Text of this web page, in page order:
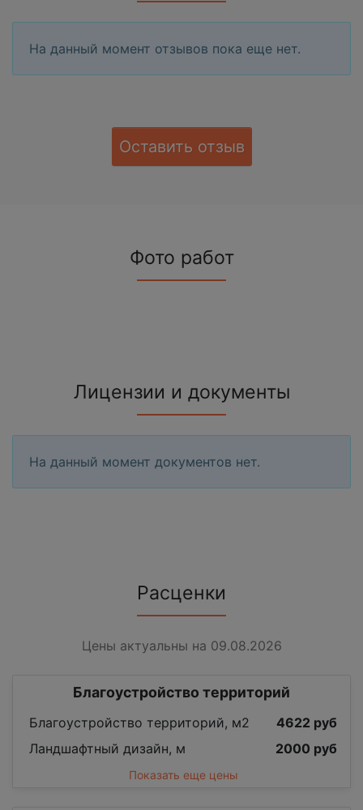
На данный момент отзывов пока еще нет.
Оставить отзыв
Фото работ
Лицензии и документы
На данный момент документов нет.
Расценки
Цены актуальны на 09.08.2026
Благоустройство территорий
Благоустройство территорий, м2
4622 руб
Ландшафтный дизайн, м
2000 руб
Показать еще цены